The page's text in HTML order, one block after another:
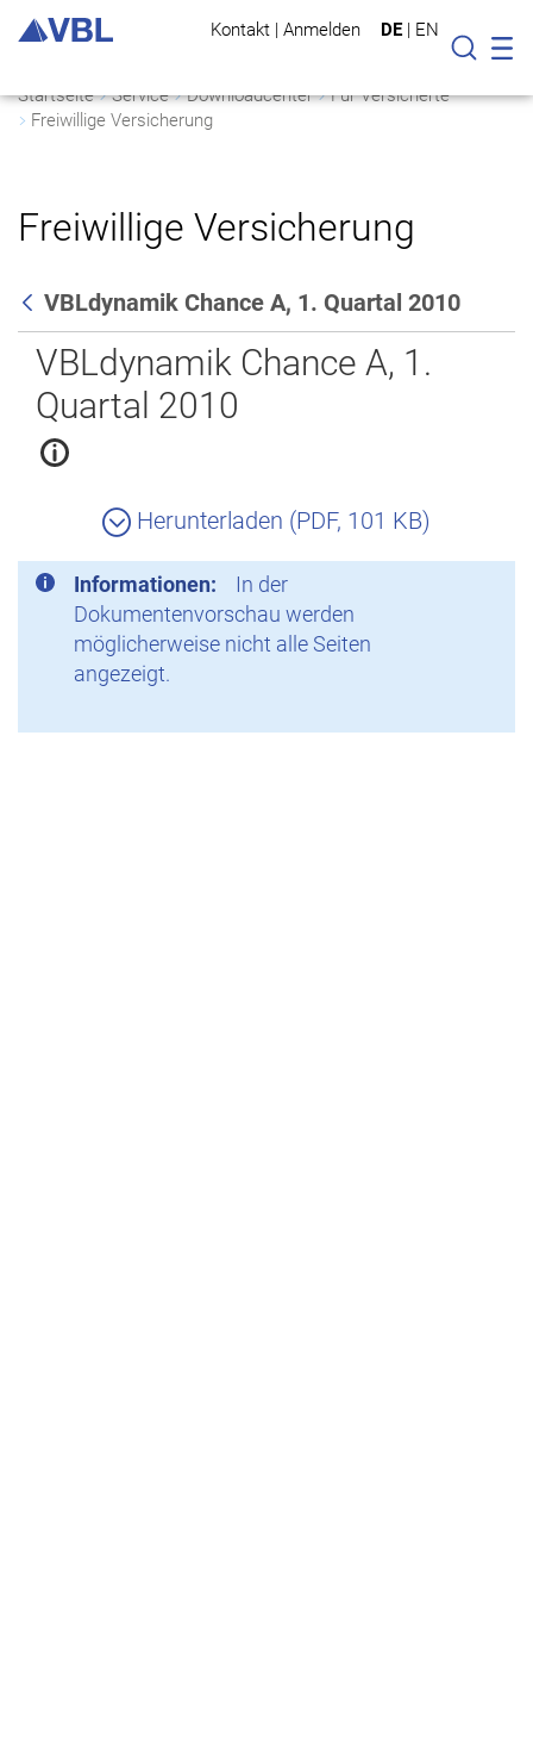
Kontakt | Anmelden DE | EN
Suche
Startseite Service Downloadcenter
Für Versicherte
Freiwillige Versicherung
Freiwillige Versicherung
Zurück
VBLdynamik Chance A, 1. Quartal 2010
VBLdynamik Chance A, 1.
Quartal 2010
Herunterladen (PDF, 101 KB)
Informationen:
In der
Dokumentenvorschau werden
möglicherweise nicht alle Seiten
angezeigt.